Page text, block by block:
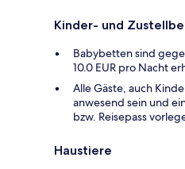
Kinder- und
Babybetten sind
10.0 EUR pro Nacht
Alle Gäste, auch
anwesend sein und
bzw. Reisepass
Haustiere